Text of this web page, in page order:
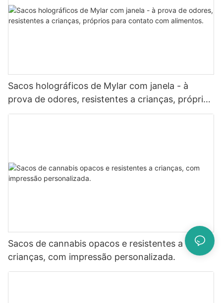
Sacos holográficos de Mylar com janela - à
prova de odores, resistentes a crianças, próprios
para contato com alimentos.
Sacos de cannabis opacos e resistentes a
crianças, com impressão personalizada.